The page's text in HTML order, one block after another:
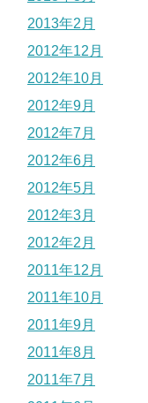
2013年2月
2012年12月
2012年10月
2012年9月
2012年7月
2012年6月
2012年5月
2012年3月
2012年2月
2011年12月
2011年10月
2011年9月
2011年8月
2011年7月